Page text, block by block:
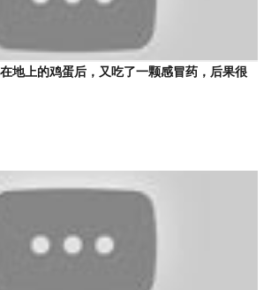
地上的鸡蛋后，又吃了一颗感冒药，后果很